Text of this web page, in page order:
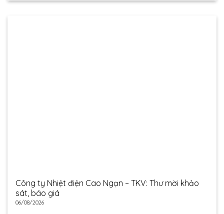
Công ty Nhiệt điện Cao Ngạn – TKV: Thư mời khảo
sát, báo giá
06/08/2026